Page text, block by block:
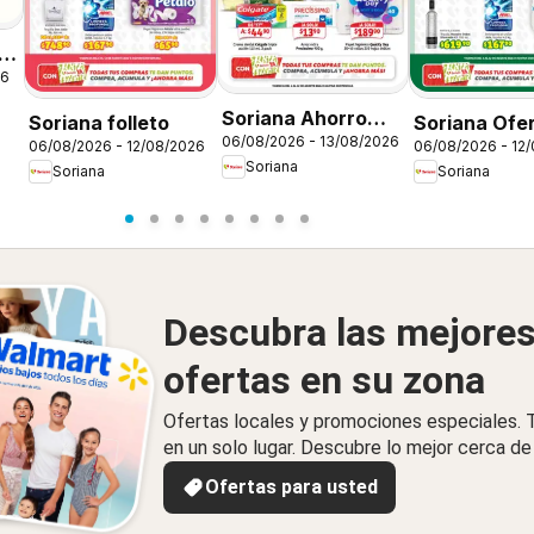
Soriana folleto
06/08/2026 - 12/08/2026
Soriana
Soriana Ahorro
constante y
sonante Mercado
06/08/2026 - 13/08/2026
Soriana
Soriana
dice Soriana
Nacional
06/08/2026 -
Soriana
Descubra las mejores
ofertas en su zona
Ofertas locales y promociones especiales.
en un solo lugar. Descubre lo mejor cerca
Ofertas para usted